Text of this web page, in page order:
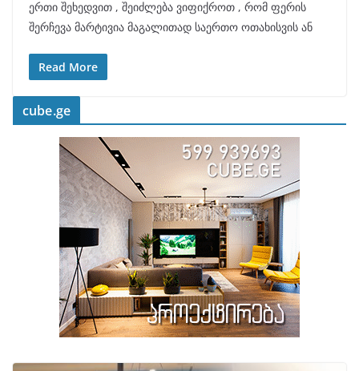
ერთი შეხედვით , შეიძლება ვიფიქროთ , რომ ფერის
შერჩევა მარტივია მაგალითად საერთო ოთახისვის ან
Read More
cube.ge